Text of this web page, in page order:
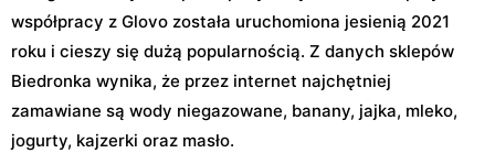
współpracy z Glovo została uruchomiona jesienią 2021
roku i cieszy się dużą popularnością. Z danych sklepów
Biedronka wynika, że przez internet najchętniej
zamawiane są wody niegazowane, banany, jajka, mleko,
jogurty, kajzerki oraz masło.